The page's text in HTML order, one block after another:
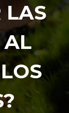
LAS
AL